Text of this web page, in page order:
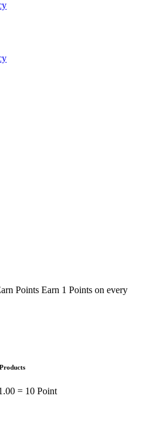
Points Earn 1 Points on every
= 10 Point